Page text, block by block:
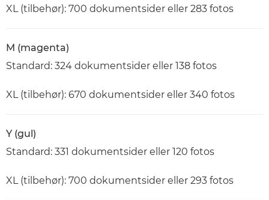
XL (tilbehør): 700 dokumentsider eller 283 fotos
M (magenta)
Standard: 324 dokumentsider eller 138 fotos
XL (tilbehør): 670 dokumentsider eller 340 fotos
Y (gul)
Standard: 331 dokumentsider eller 120 fotos
XL (tilbehør): 700 dokumentsider eller 293 fotos